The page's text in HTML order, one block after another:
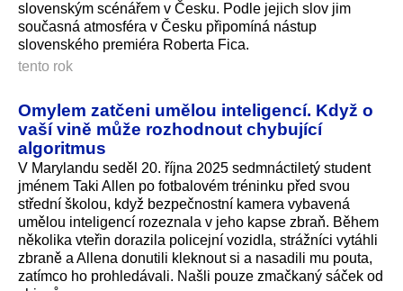
slovenským scénářem v Česku. Podle jejich slov jim
současná atmosféra v Česku připomíná nástup
slovenského premiéra Roberta Fica.
tento rok
Omylem zatčeni umělou inteligencí. Když o
vaší vině může rozhodnout chybující
algoritmus
V Marylandu seděl 20. října 2025 sedmnáctiletý student
jménem Taki Allen po fotbalovém tréninku před svou
střední školou, když bezpečnostní kamera vybavená
umělou inteligencí rozeznala v jeho kapse zbraň. Během
několika vteřin dorazila policejní vozidla, strážníci vytáhli
zbraně a Allena donutili kleknout si a nasadili mu pouta,
zatímco ho prohledávali. Našli pouze zmačkaný sáček od